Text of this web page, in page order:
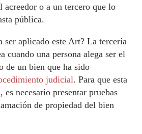
o a un tercero que lo
pública.
ser aplicado este Art? La tercería
cuando una persona alega ser el
de un bien que ha sido
judicial. Para que esta
es necesario presentar pruebas
de propiedad del bien